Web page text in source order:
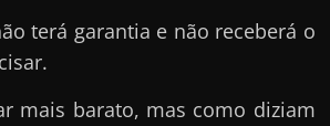
terá garantia e não receberá o
mais barato, mas como diziam